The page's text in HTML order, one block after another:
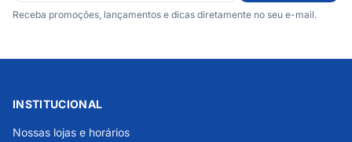
Receba promoções, lançamentos e dicas diretamente no seu e-mail.
INSTITUCIONAL
Nossas lojas e horários